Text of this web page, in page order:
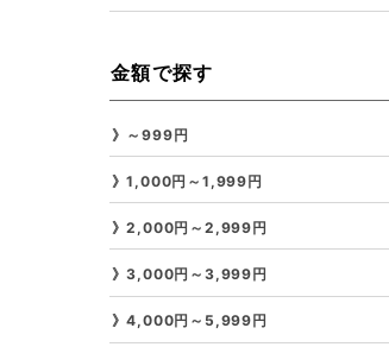
金額で探す
～999円
1,000円～1,999円
2,000円～2,999円
3,000円～3,999円
4,000円～5,999円